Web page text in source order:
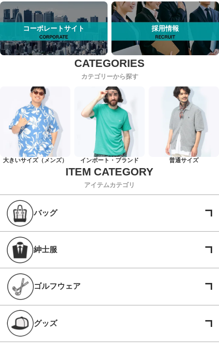
コーポレートサイト 採用情報
カテゴリーから探す
大きいサイズ（メンズ） インポート・ブランド 普通サイズ
アイテムカテゴリ
バッグ
紳士服
ゴルフウェア
グッズ